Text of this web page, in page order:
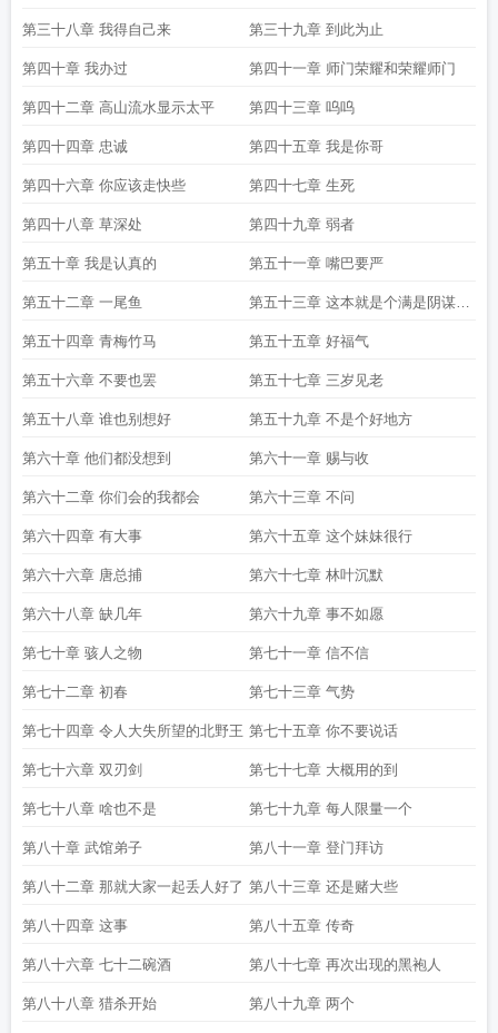
第三十八章 我得自己来 第三十九章 到此为止
第四十章 我办过 第四十一章 师门荣耀和荣耀师门
第四十二章 高山流水显示太平 第四十三章 呜呜
第四十四章 忠诚 第四十五章 我是你哥
第四十六章 你应该走快些 第四十七章 生死
第四十八章 草深处 第四十九章 弱者
第五十章 我是认真的 第五十一章 嘴巴要严
第五十二章 一尾鱼 第五十三章 这本就是个满是阴谋的
世界啊
第五十四章 青梅竹马 第五十五章 好福气
第五十六章 不要也罢 第五十七章 三岁见老
第五十八章 谁也别想好 第五十九章 不是个好地方
第六十章 他们都没想到 第六十一章 赐与收
第六十二章 你们会的我都会 第六十三章 不问
第六十四章 有大事 第六十五章 这个妹妹很行
第六十六章 唐总捕 第六十七章 林叶沉默
第六十八章 缺几年 第六十九章 事不如愿
第七十章 骇人之物 第七十一章 信不信
第七十二章 初春 第七十三章 气势
第七十四章 令人大失所望的北野王 第七十五章 你不要说话
第七十六章 双刃剑 第七十七章 大概用的到
第七十八章 啥也不是 第七十九章 每人限量一个
第八十章 武馆弟子 第八十一章 登门拜访
第八十二章 那就大家一起丢人好了 第八十三章 还是赌大些
第八十四章 这事 第八十五章 传奇
第八十六章 七十二碗酒 第八十七章 再次出现的黑袍人
第八十八章 猎杀开始 第八十九章 两个